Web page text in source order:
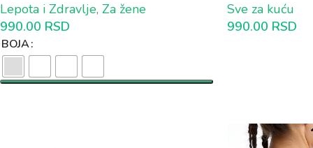
Lepota i Zdravlje, Za žene
990.00 RSD
BOJA
Sve za kuću
990.00 RSD